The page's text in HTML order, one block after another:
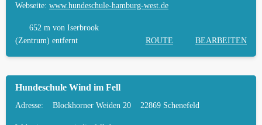
Webseite: www.hundeschule-hamburg-west.de
652 m von Iserbrook
(Zentrum) entfernt
ROUTE BEARBEITEN
Hundeschule Wind im Fell
Adresse: Blockhorner Weiden 20 22869 Schenefeld